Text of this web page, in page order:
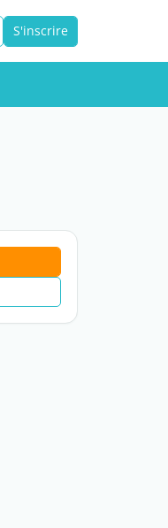
S'inscrire